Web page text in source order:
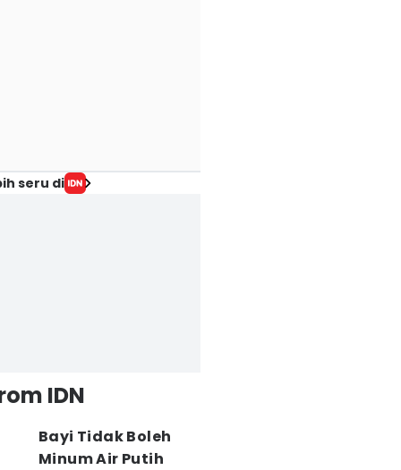
seru di
IDN
Bayi Tidak Boleh
Minum Air Putih